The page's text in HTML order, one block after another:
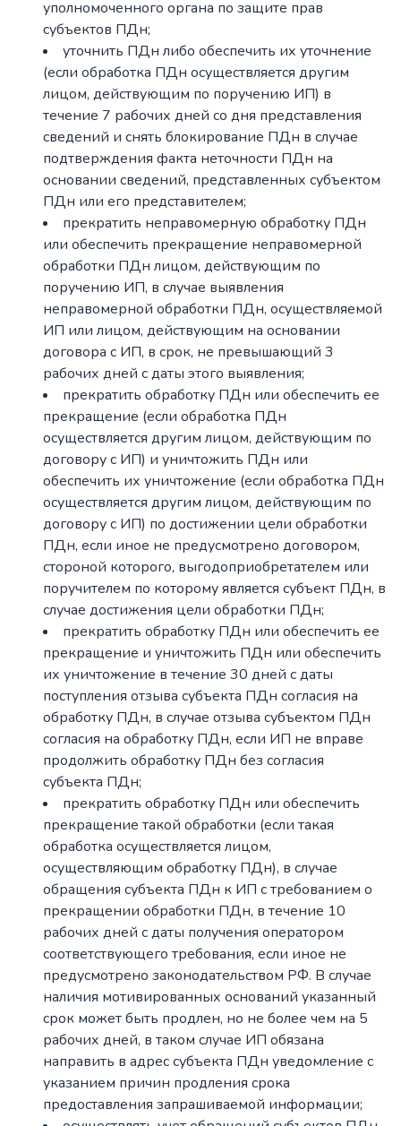
уполномоченного органа по защите прав
субъектов ПДн;
уточнить ПДн либо обеспечить их уточнение
(если обработка ПДн осуществляется другим
лицом, действующим по поручению ИП) в
течение 7 рабочих дней со дня представления
сведений и снять блокирование ПДн в случае
подтверждения факта неточности ПДн на
основании сведений, представленных субъектом
ПДн или его представителем;
прекратить неправомерную обработку ПДн
или обеспечить прекращение неправомерной
обработки ПДн лицом, действующим по
поручению ИП, в случае выявления
неправомерной обработки ПДн, осуществляемой
ИП или лицом, действующим на основании
договора с ИП, в срок, не превышающий 3
рабочих дней с даты этого выявления;
прекратить обработку ПДн или обеспечить ее
прекращение (если обработка ПДн
осуществляется другим лицом, действующим по
договору с ИП) и уничтожить ПДн или
обеспечить их уничтожение (если обработка ПДн
осуществляется другим лицом, действующим по
договору с ИП) по достижении цели обработки
ПДн, если иное не предусмотрено договором,
стороной которого, выгодоприобретателем или
поручителем по которому является субъект ПДн, в
случае достижения цели обработки ПДн;
прекратить обработку ПДн или обеспечить ее
прекращение и уничтожить ПДн или обеспечить
их уничтожение в течение 30 дней с даты
поступления отзыва субъекта ПДн согласия на
обработку ПДн, в случае отзыва субъектом ПДн
согласия на обработку ПДн, если ИП не вправе
продолжить обработку ПДн без согласия
субъекта ПДн;
прекратить обработку ПДн или обеспечить
прекращение такой обработки (если такая
обработка осуществляется лицом,
осуществляющим обработку ПДн), в случае
обращения субъекта ПДн к ИП с требованием о
прекращении обработки ПДн, в течение 10
рабочих дней с даты получения оператором
соответствующего требования, если иное не
предусмотрено законодательством РФ. В случае
наличия мотивированных оснований указанный
срок может быть продлен, но не более чем на 5
рабочих дней, в таком случае ИП обязана
направить в адрес субъекта ПДн уведомление с
указанием причин продления срока
предоставления запрашиваемой информации;